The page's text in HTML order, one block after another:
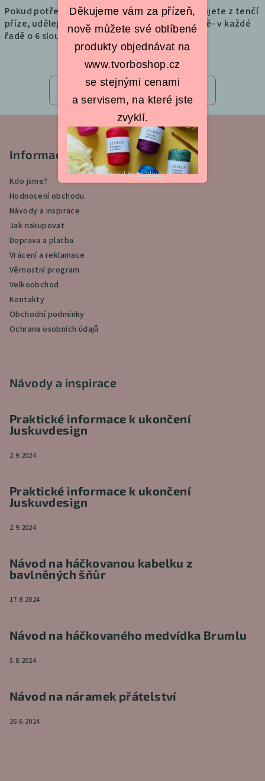
Pokud potřebujete podtácky větší nebo háčkujete z tenčí
příze, udělejte více řad. Přidávejte stále stejně- v každé
řadě o 6 sloupků navíc.
Předchozí článek
Informace pro vás
Kdo jsme?
Hodnocení obchodu
Návody a inspirace
Jak nakupovat
Doprava a platba
Vrácení a reklamace
Věrnostní program
Velkoobchod
Kontakty
Obchodní podmínky
Ochrana osobních údajů
Návody a inspirace
Praktické informace k ukončení
Juskuvdesign
2.9.2024
Praktické informace k ukončení
Juskuvdesign
2.9.2024
Návod na háčkovanou kabelku z
bavlněných šňůr
17.8.2024
Návod na háčkovaného medvídka Brumlu
5.8.2024
Návod na náramek přátelství
26.6.2024
Děkujeme vám za přízeň,
nově můžete své oblíbené
produkty objednávat na
www.tvorboshop.cz
se stejnými cenami
a servisem, na které jste
zvyklí.
Powered by Leadhub.